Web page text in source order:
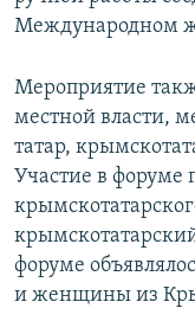
Международном
Мероприятие
местной власти,
татар,
Участие в
форуме
и женщины из